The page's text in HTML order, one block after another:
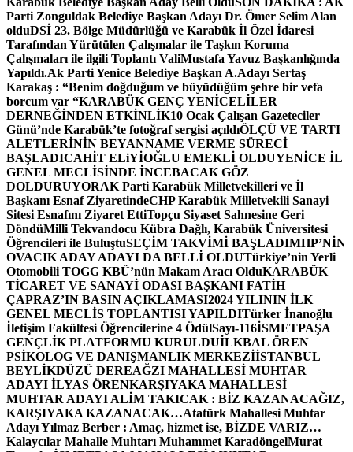
Parti Zonguldak Belediye Başkan Adayı Dr. Ömer Selim Alan
olduDSİ 23. Bölge Müdürlüğü ve Karabük İl Özel İdaresi
Tarafından Yürütülen Çalışmalar ile Taşkın Koruma
Çalışmaları ile ilgili Toplantı ValiMustafa Yavuz Başkanlığında
Yapıldı.Ak Parti Yenice Belediye Başkan A.Adayı Sertaş
Karakaş : “Benim doğduğum ve büyüdüğüm şehre bir vefa
borcum var “KARABÜK GENÇ YENİCELİLER
DERNEĞİNDEN ETKİNLİK10 Ocak Çalışan Gazeteciler
Günü’nde Karabük’te fotoğraf sergisi açıldıÖLÇÜ VE TARTI
ALETLERİNİN BEYANNAME VERME SÜRECİ
BAŞLADICAHİT ELiYİOĞLU EMEKLİ OLDUYENİCE İL
GENEL MECLİSİNDE İNCEBACAK GÖZ
DOLDURUYORAK Parti Karabük Milletvekilleri ve İl
Başkanı Esnaf ZiyaretindeCHP Karabük Milletvekili Sanayi
Sitesi Esnafını Ziyaret EttiTopçu Siyaset Sahnesine Geri
DöndüMilli Tekvandocu Kübra Dağlı, Karabük Üniversitesi
Öğrencileri ile BuluştuSEÇİM TAKVİMİ BAŞLADIMHP’NİN
OVACIK ADAY ADAYI DA BELLİ OLDUTürkiye’nin Yerli
Otomobili TOGG KBÜ’nün Makam Aracı OlduKARABÜK
TİCARET VE SANAYİ ODASI BAŞKANI FATİH
ÇAPRAZ’IN BASIN AÇIKLAMASI2024 YILININ İLK
GENEL MECLİS TOPLANTISI YAPILDITürker İnanoğlu
İletişim Fakültesi Öğrencilerine 4 ÖdülSayı-116İSMETPAŞA
GENÇLİK PLATFORMU KURULDUİLKBAL ÖREN
PSİKOLOG VE DANIŞMANLIK MERKEZİİSTANBUL
BEYLİKDÜZÜ DEREAĞZI MAHALLESİ MUHTAR
ADAYI İLYAS ÖRENKARŞIYAKA MAHALLESİ
MUHTAR ADAYI ALİM TAKICAK : BİZ KAZANACAĞIZ,
KARŞIYAKA KAZANACAK…Atatürk Mahallesi Muhtar
Adayı Yılmaz Berber : Amaç, hizmet ise, BİZDE VARIZ…
Kalaycılar Mahalle Muhtarı Muhammet KaradöngelMurat